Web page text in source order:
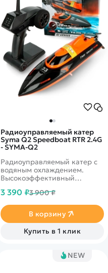
Радиоуправляемый катер
Syma Q2 Speedboat RTR 2.4G
- SYMA-Q2
Радиоуправляемый катер с
водяным охлаждением.
Высокоэффективный
развить скорость до 30 км в
Система автопереворота.
Установлен датчик воды.
Цвет оранжевый
3 390 ₽3 900 ₽
В корзину
Купить в 1 клик
NEW